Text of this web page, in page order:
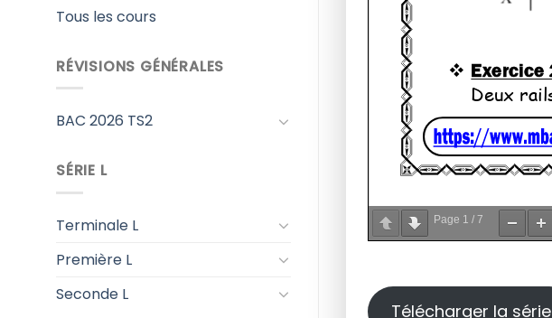
Tous les cours
RÉVISIONS GÉNÉRALES
BAC 2026 TS2
SÉRIE L
Terminale L
Première L
Seconde L
Page 1 / 7
Télécharger la série